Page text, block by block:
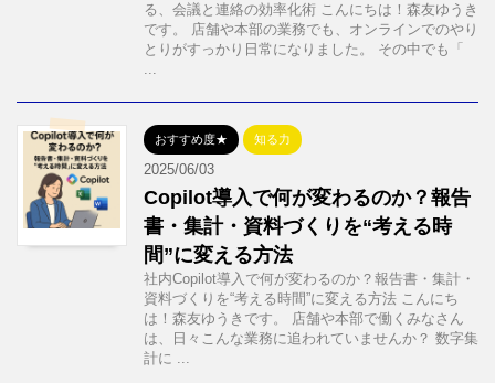
る、会議と連絡の効率化術 こんにちは！森友ゆうき
です。 店舗や本部の業務でも、オンラインでのやり
とりがすっかり日常になりました。 その中でも「
...
おすすめ度★ 知る力
2025/06/03
Copilot導入で何が変わるのか？報告
書・集計・資料づくりを“考える時
間”に変える方法
社内Copilot導入で何が変わるのか？報告書・集計・
資料づくりを“考える時間”に変える方法 こんにち
は！森友ゆうきです。 店舗や本部で働くみなさん
は、日々こんな業務に追われていませんか？ 数字集
計に ...